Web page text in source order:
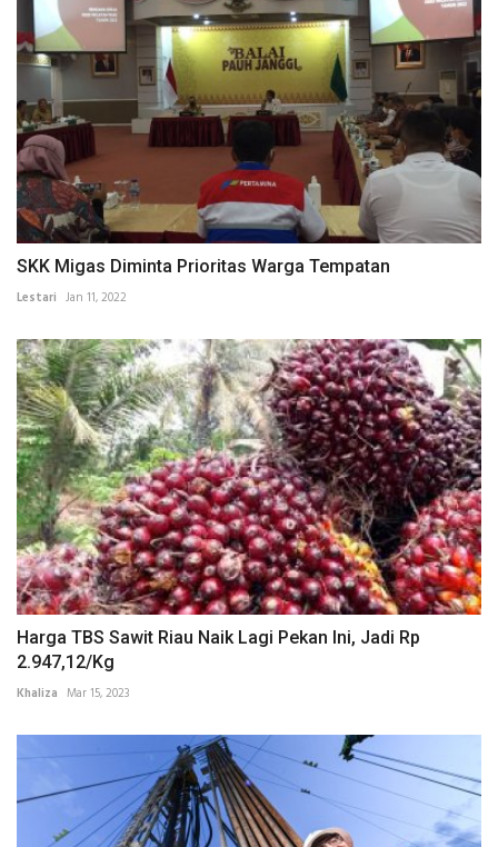
SKK Migas Diminta Prioritas Warga Tempatan
Lestari Jan 11, 2022
Harga TBS Sawit Riau Naik Lagi Pekan Ini, Jadi Rp
2.947,12/Kg
Khaliza Mar 15, 2023